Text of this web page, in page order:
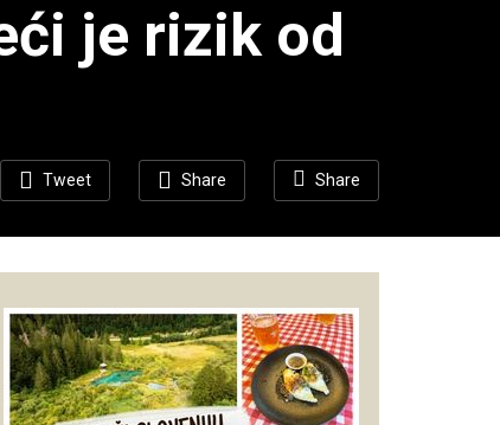
je rizik od
Tweet Share Share